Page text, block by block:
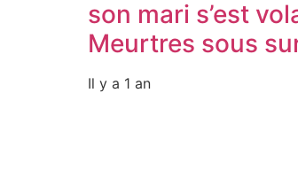
son mari s’est
Meurtres sous
Il y a 1 an